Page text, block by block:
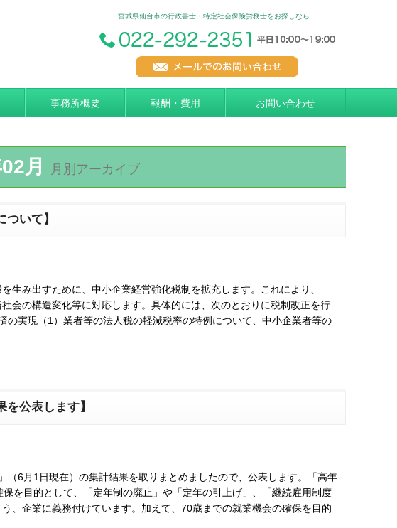
宮城県仙台市の行政書士・特定社会保険労務士をお探しなら
事務所概要 報酬・費用 お問い合わせ
月 月別アーカイブ
いて】
生み出すために、中小企業経営強化税制を拡充します。これにより、
会の構造変化等に対応します。具体的には、次のとおりに税制改正を行
実現（1）業者等の法人税の軽減税率の特例について、中小企業者等の
公表します】
6月1日現在）の集計結果を取りまとめましたので、公表します。「高年
を目的として、「定年制の廃止」や「定年の引上げ」、「継続雇用制度
、企業に義務付けています。加えて、70歳までの就業機会の確保を目的